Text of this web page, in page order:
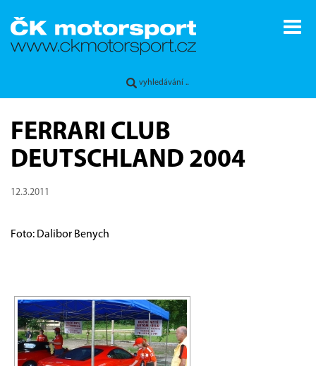
FERRARI CLUB
DEUTSCHLAND 2004
12.3.2011
Foto: Dalibor Benych